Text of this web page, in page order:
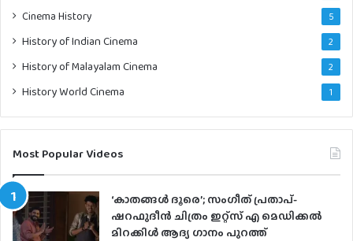
Cinema History 5
History of Indian Cinema 2
History of Malayalam Cinema 2
History World Cinema 1
Most Popular Videos
‘കാതങ്ങൾ ദൂരെ’; സംഗീത് പ്രതാപ്-
ഷറഫുദീൻ ചിത്രം ഇറ്റ്സ് എ മെഡിക്കൽ
മിറക്കിൾ ആദ്യ ഗാനം പുറത്ത്